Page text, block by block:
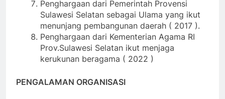
Penghargaan dari Pemerintah Provensi
Sulawesi Selatan sebagai Ulama yang ikut
menunjang pembangunan daerah ( 2017 ).
Penghargaan dari Kementerian Agama RI
Prov.Sulawesi Selatan ikut menjaga
kerukunan beragama ( 2022 )
PENGALAMAN ORGANISASI